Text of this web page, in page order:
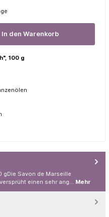
In den Warenkorb
100 g
gDie Savon de Marseille
einen sehr ang… Mehr